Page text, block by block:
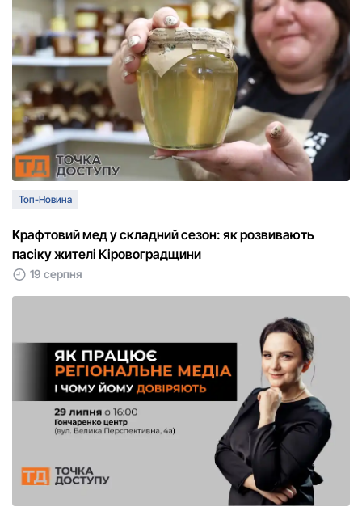
Топ-Новина
Крафтовий мед у складний сезон: як розвивають
пасіку жителі Кіровоградщини
19 серпня